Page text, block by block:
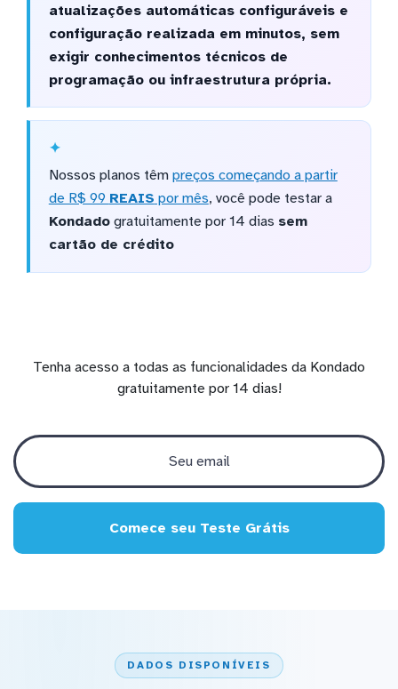
atualizações automáticas configuráveis e
configuração realizada em minutos, sem
exigir conhecimentos técnicos de
programação ou infraestrutura própria.
Nossos planos têm preços começando a partir
de R$ 99 REAIS por mês, você pode testar a
Kondadogratuitamente por 14 dias sem
cartão de crédito
Tenha acesso a todas as funcionalidades da Kondado
gratuitamente por 14 dias!
Comece seu Teste Grátis
DADOS DISPONÍVEIS